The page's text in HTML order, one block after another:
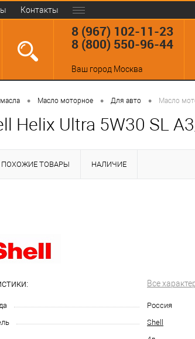
Контакты
8 (967) 102-11-23
8 (800) 550-96-44
Ваш город Москва
• Масло моторное • Для авто • Масло
Helix Ultra 5W30 SL
ПОХОЖИЕ ТОВАРЫ НАЛИЧИЕ
Все
Россия
Shell